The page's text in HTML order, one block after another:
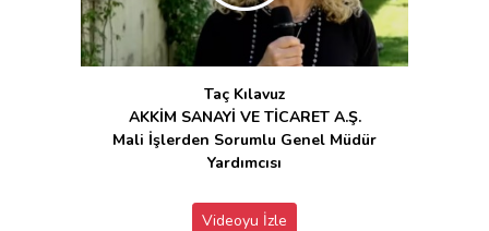
Taç Kılavuz
AKKİM SANAYİ VE TİCARET A.Ş.
Mali İşlerden Sorumlu Genel Müdür
Yardımcısı
Videoyu İzle